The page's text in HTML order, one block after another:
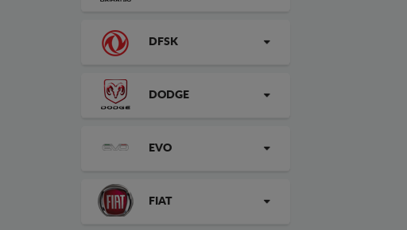
DFSK
DODGE
EVO
FIAT